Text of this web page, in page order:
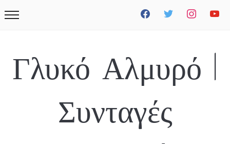
facebook twitter instagramyoutube
Γλυκό Αλμυρό |
Συνταγές